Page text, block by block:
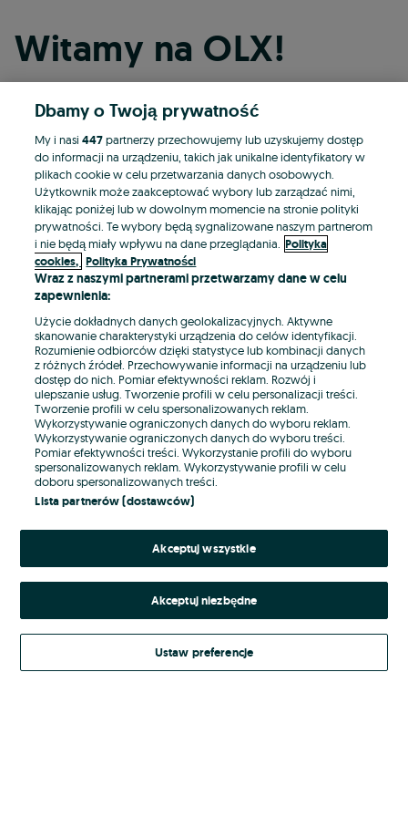
Witamy na OLX!
Kontynuuj przez Facebooka
Kontynuuj przez konto Apple
Kontynuuj przez konto Google
LUB
E-mail
Hasło
Nie pamiętasz hasła?
Zaloguj się
Kontynuując za pośrednictwem jednego z dostawców wskazanych powyżej,
Regulamin serwisuOLX.pl w jego aktualnym brzmieniu.
Dbamy o Twoją prywatność
My i nasi447partnerzy przechowujemy lub uzyskujemy dostęp
do informacji na urządzeniu, takich jak unikalne identyfikatory w
plikach cookie w celu przetwarzania danych osobowych.
Użytkownik może zaakceptować wybory lub zarządzać nimi,
klikając poniżej lub w dowolnym momencie na stronie polityki
prywatności. Te wybory będą sygnalizowane naszym partnerom
i nie będą miały wpływu na dane przeglądania. Polityka
cookies, Polityka Prywatności
Wraz z naszymi partnerami przetwarzamy dane w celu
zapewnienia:
Użycie dokładnych danych geolokalizacyjnych. Aktywne
skanowanie charakterystyki urządzenia do celów identyfikacji.
Rozumienie odbiorców dzięki statystyce lub kombinacji danych
z różnych źródeł. Przechowywanie informacji na urządzeniu lub
dostęp do nich. Pomiar efektywności reklam. Rozwój i
ulepszanie usług. Tworzenie profili w celu personalizacji treści.
Tworzenie profili w celu spersonalizowanych reklam.
Wykorzystywanie ograniczonych danych do wyboru reklam.
Wykorzystywanie ograniczonych danych do wyboru treści.
Pomiar efektywności treści. Wykorzystanie profili do wyboru
spersonalizowanych reklam. Wykorzystywanie profili w celu
doboru spersonalizowanych treści.
Lista partnerów (dostawców)
Akceptuj wszystkie
Akceptuj niezbędne
Ustaw preferencje